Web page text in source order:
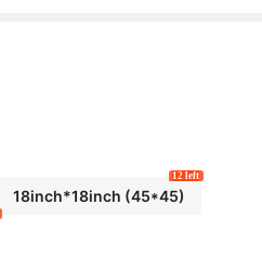
18inch*18inch (45*45)
12 left